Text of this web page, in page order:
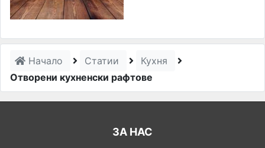
Начало Статии
Кухня
Отворени кухненски рафтове
ЗА НАС